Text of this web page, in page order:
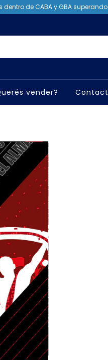
de CABA y GBA
vender?